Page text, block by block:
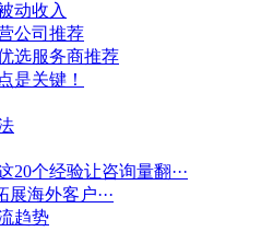
动收入
公司推荐
选服务商推荐
是关键！
个经验让咨询量翻···
海外客户···
趋势